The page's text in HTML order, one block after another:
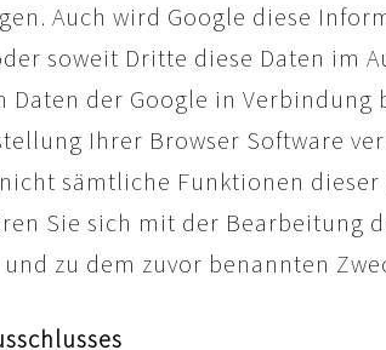
Auch wird Google diese
soweit Dritte diese Daten im
Daten der Google in
Ihrer Browser Software
sämtliche Funktionen
Sie sich mit der Bearbeitung
zu dem zuvor benannten